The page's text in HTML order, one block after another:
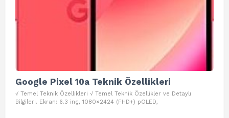
Google Pixel 10a Teknik Özellikleri
√ Temel Teknik Özellikleri √ Temel Teknik Özellikler ve Detaylı
Bilgileri. Ekran: 6.3 inç, 1080×2424 (FHD+) pOLED,